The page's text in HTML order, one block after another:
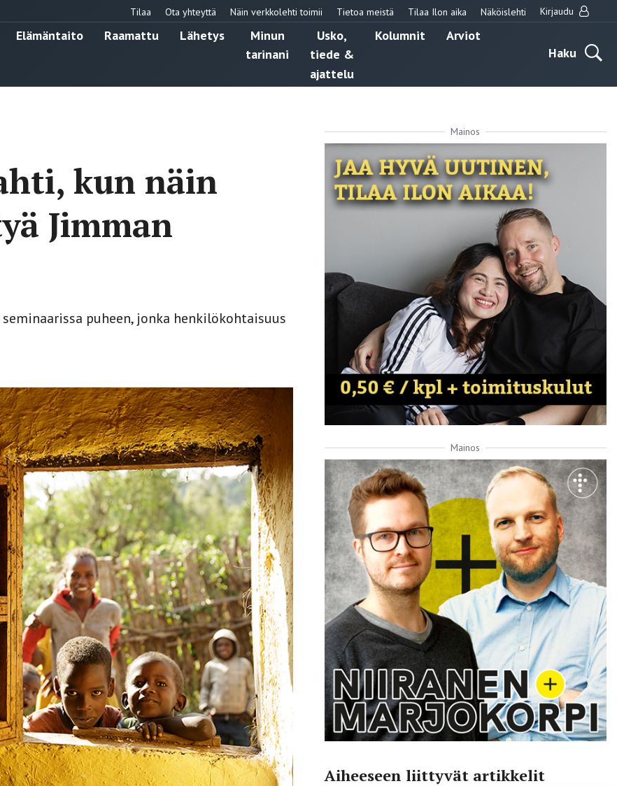
Tilaa Ota yhteyttä Näin verkkolehti toimii Tietoa meistä Tilaa Ilon aika Näköislehti Kirjaudu
Elämäntaito Raamattu Lähetys
Minun
tarinani
Usko,
tiede &
ajattelu
Kolumnit
Arviot
Haku
kun näin
Jimman
puheen, jonka henkilökohtaisuus
Mainos
Mainos
Aiheeseen liittyvät artikkelit